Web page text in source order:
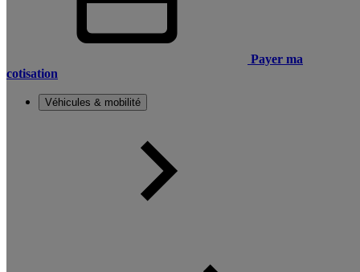
Payer ma
cotisation
Véhicules & mobilité